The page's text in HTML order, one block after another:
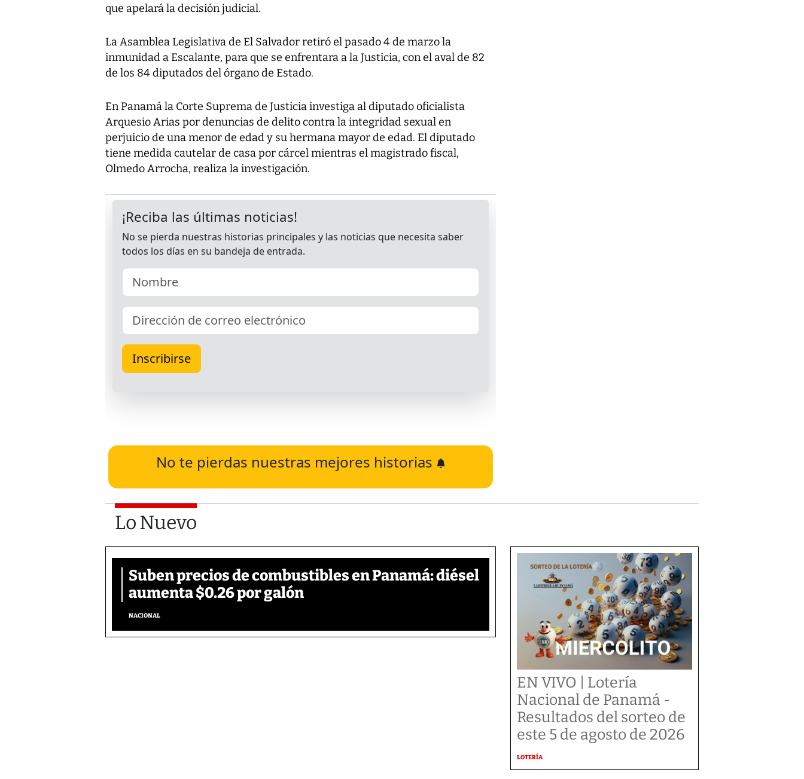
que apelará la decisión judicial.
La Asamblea Legislativa de El Salvador retiró el pasado 4 de marzo la
inmunidad a Escalante, para que se enfrentara a la Justicia, con el aval de 82
de los 84 diputados del órgano de Estado.
En Panamá la Corte Suprema de Justicia investiga al diputado oficialista
Arquesio Arias por denuncias de delito contra la integridad sexual en
perjuicio de una menor de edad y su hermana mayor de edad. El diputado
tiene medida cautelar de casa por cárcel mientras el magistrado fiscal,
Olmedo Arrocha, realiza la investigación.
No te pierdas nuestras mejores historias
Lo Nuevo
Suben precios de combustibles en Panamá: diésel
aumenta $0.26 por galón
NACIONAL
EN VIVO | Lotería
Nacional de Panamá -
Resultados del sorteo de
este 5 de agosto de 2026
LOTERÍA